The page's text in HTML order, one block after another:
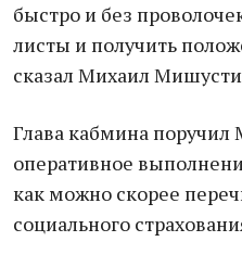
быстро и без
листы и получить
сказал Михаил
Глава кабмина
оперативное
как можно скорее
социального